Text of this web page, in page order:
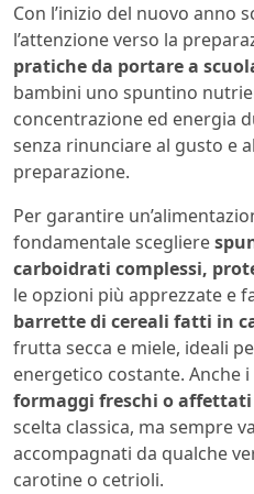
Con l’inizio del nuovo anno
l’attenzione verso la
pratiche da portare a
bambini uno spuntino
concentrazione ed energia
senza rinunciare al gusto e
preparazione.
Per garantire
fondamentale scegliere
carboidrati complessi,
le opzioni più apprezzate e
barrette di cereali fatti in
frutta secca e miele, ideali
energetico costante. Anche i
formaggi freschi o
scelta classica, ma sempre
accompagnati da qualche
carotine o cetrioli.